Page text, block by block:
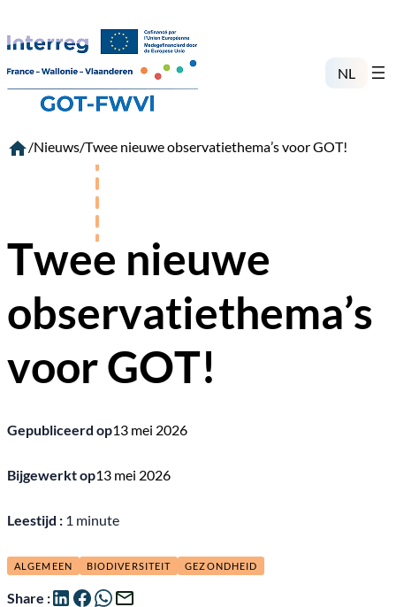
naar
de
inhoud
NL
/Nieuws/Twee nieuwe observatiethema’s voor GOT!
Twee nieuwe
observatiethema’s
voor GOT!
Gepubliceerd op13 mei 2026
Bijgewerkt op13 mei 2026
Leestijd : 1 minute
ALGEMEEN BIODIVERSITEIT GEZONDHEID
Share :